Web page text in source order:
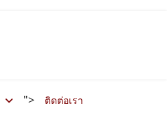
"> ติดต่อเรา